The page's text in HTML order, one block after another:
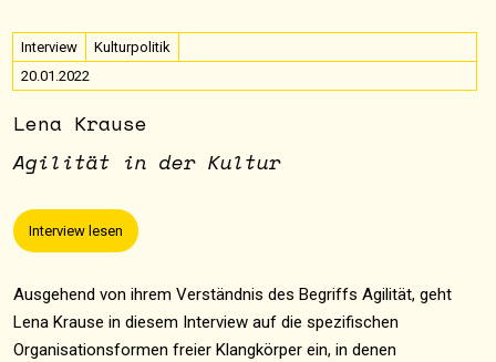
Interview
Kulturpolitik
20.01.2022
Lena Krause
Agilität in der Kultur
Interview lesen
Ausgehend von ihrem Verständnis des Begriffs Agilität, geht
Lena Krause in diesem Interview auf die spezifischen
Organisationsformen freier Klangkörper ein, in denen